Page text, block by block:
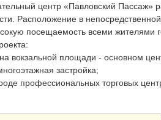
центр «Павловский Пассаж»
Расположение в
посещаемость всеми жителями
вокзальной площади - основном
застройка;
профессиональных торговых